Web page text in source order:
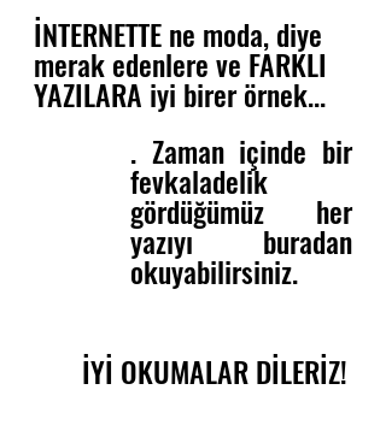
İNTERNETTE ne moda, diye
merak edenlere ve FARKLI
YAZILARA iyi birer örnek...
. Zaman içinde bir
fevkaladelik
gördüğümüz her
yazıyı buradan
okuyabilirsiniz.
İYİ OKUMALAR DİLERİZ!